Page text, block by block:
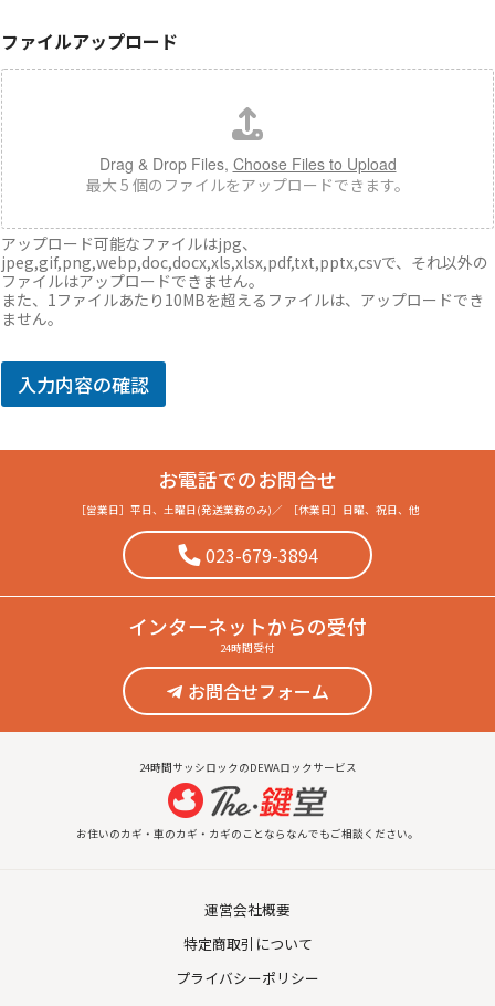
ファイルアップロード
Drag & Drop Files, Choose Files to Upload
最大 5 個のファイルをアップロードできます。
アップロード可能なファイルはjpg、
jpeg,gif,png,webp,doc,docx,xls,xlsx,pdf,txt,pptx,csvで、それ以外の
ファイルはアップロードできません。
また、1ファイルあたり10MBを超えるファイルは、アップロードでき
ません。
入力内容の確認
お電話でのお問合せ
［営業日］ 平日、土曜日(発送業務のみ)／ ［休業日］ 日曜、祝日、他
023-679-3894
インターネットからの受付
24時間受付
お問合せフォーム
24時間サッシロックのDEWAロックサービス
お住いのカギ・車のカギ・カギのことならなんでもご相談ください。
運営会社概要
特定商取引について
プライバシーポリシー